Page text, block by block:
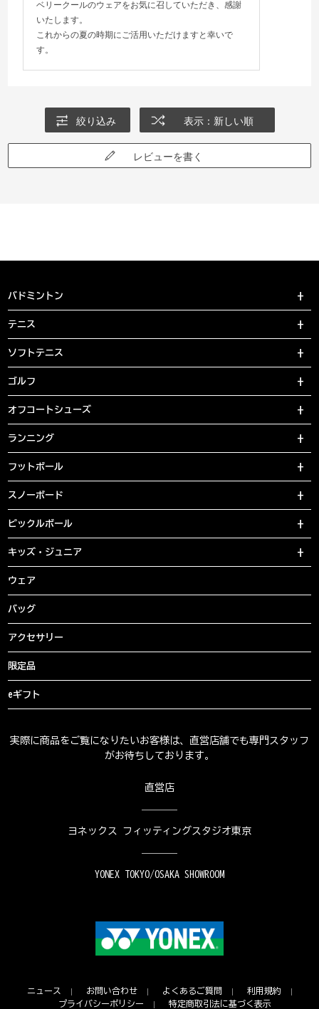
ベリークールのウェアをお気に召していただき、感謝
いたします。
これからの夏の時期にご活用いただけますと幸いで
す。
絞り込み 表示：新しい順
レビューを書く
バドミントン
テニス
ソフトテニス
ゴルフ
オフコートシューズ
ランニング
フットボール
スノーボード
ピックルボール
キッズ・ジュニア
ウェア
バッグ
アクセサリー
限定品
eギフト
実際に商品をご覧になりたいお客様は、直営店舗でも専門スタッフ
がお待ちしております。
直営店
ヨネックス フィッティングスタジオ東京
YONEX TOKYO/OSAKA SHOWROOM
ニュース お問い合わせ よくあるご質問
利用規約
プライバシーポリシー
特定商取引法に基づく表示